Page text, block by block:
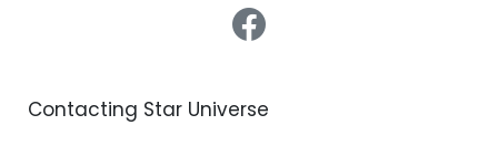
Contacting Star Universe